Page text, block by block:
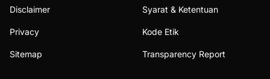
Disclaimer Syarat & Ketentuan
Privacy Kode Etik
Sitemap Transparency Report